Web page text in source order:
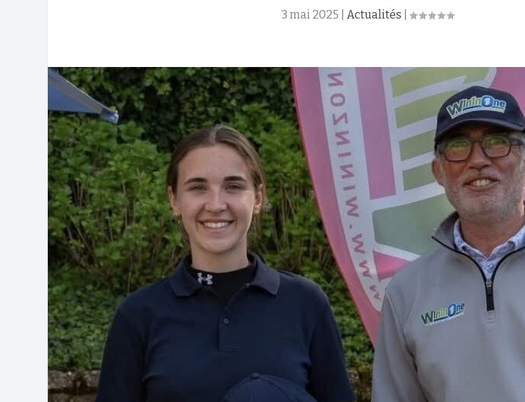
3 mai 2025 Actualités